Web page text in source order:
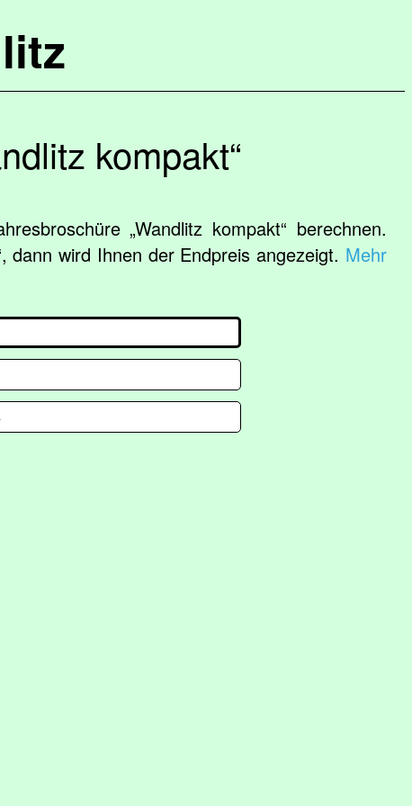
kompakt“
„Wandlitz kompakt“ berechnen.
dann wird Ihnen der Endpreis angezeigt. Mehr